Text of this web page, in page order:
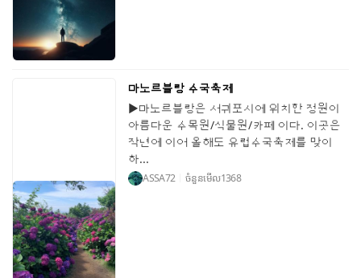
마노르블랑 수국축제
▶마노르블랑은 서귀포시에 위치한 정원이
아름다운 수목원/식물원/카페 이다. 이곳은
작년에 이어 올해도 유럽수국축제를 맞이
하...
ASSA72 ចំនួនមើល1368